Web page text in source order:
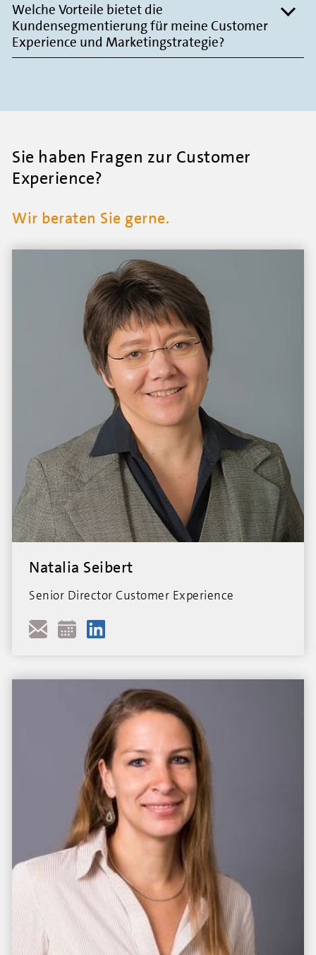
Welche Vorteile bietet die
Kundensegmentierung für meine Customer
Experience und Marketingstrategie?
Sie haben Fragen zur Customer
Experience?
Wir beraten Sie gerne.
Natalia Seibert
Senior Director Customer Experience